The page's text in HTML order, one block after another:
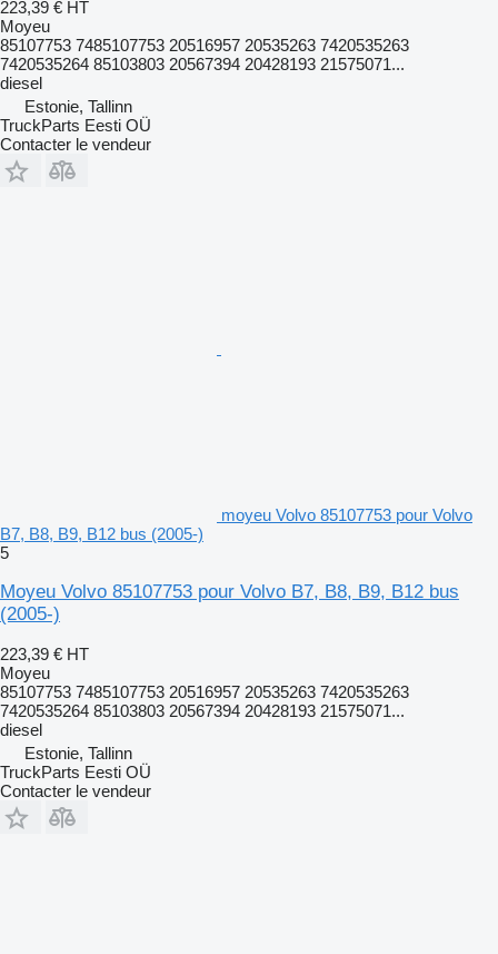
223,39 € HT
Moyeu
85107753 7485107753 20516957 20535263 7420535263
7420535264 85103803 20567394 20428193 21575071...
diesel
Estonie, Tallinn
TruckParts Eesti OÜ
Contacter le vendeur
moyeu Volvo 85107753 pour Volvo
B7, B8, B9, B12 bus (2005-)
5
Moyeu Volvo 85107753 pour Volvo B7, B8, B9, B12 bus
(2005-)
223,39 € HT
Moyeu
85107753 7485107753 20516957 20535263 7420535263
7420535264 85103803 20567394 20428193 21575071...
diesel
Estonie, Tallinn
TruckParts Eesti OÜ
Contacter le vendeur